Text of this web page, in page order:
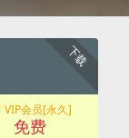
下载
VIP会员[永久]
免费